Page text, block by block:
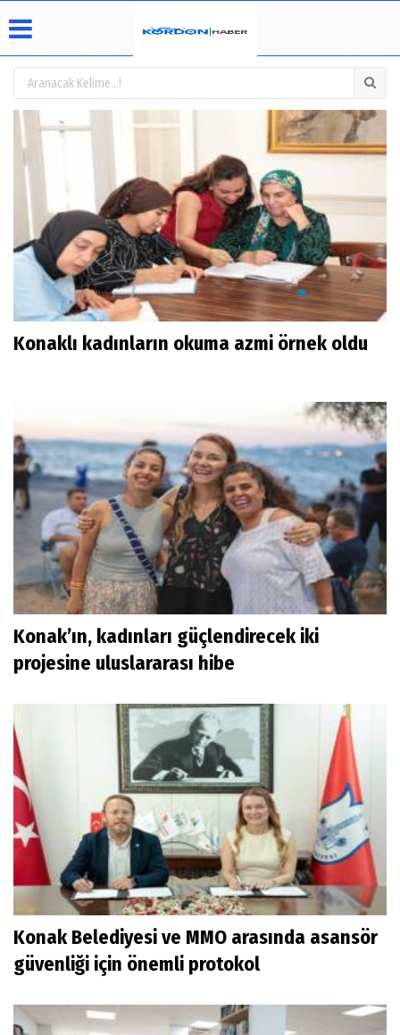
Yazarları
Video
Galeri
Foto
Galeri
Künye
Çerez
Politikası
Gizlilik
İlkeleri
Konaklı kadınların okuma azmi örnek oldu
Konak’ın, kadınları güçlendirecek iki
projesine uluslararası hibe
Konak Belediyesi ve MMO arasında asansör
güvenliği için önemli protokol